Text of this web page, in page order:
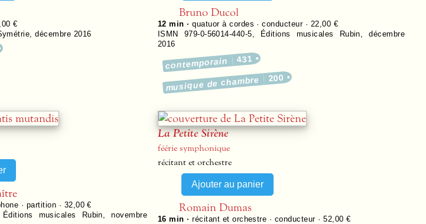
€
,décembre 2016
Bruno Ducol
12 min ·quatuor à cordes · conducteur · 22,00 €
ISMN 979-0-56014-440-5
Éditions musicales Rubin ,décembre
2016
contemporain 431
musique de chambre 200
· partition · 32,00 €
Éditions musicales Rubin ,novembre
La Petite Sirène
féérie symphonique
récitant et orchestre
Romain Dumas
16 min ·récitant et orchestre · conducteur · 52,00 €